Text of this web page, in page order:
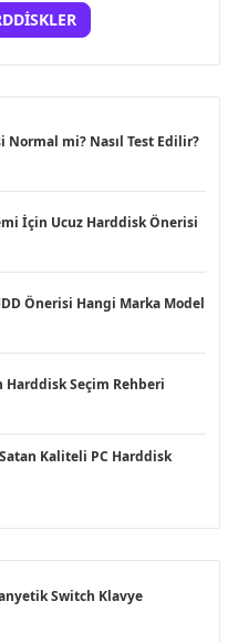
Normal mi? Nasıl Test Edilir?
İçin Ucuz Harddisk Önerisi
Önerisi Hangi Marka Model
Seçim Rehberi
Kaliteli PC Harddisk
Switch Klavye